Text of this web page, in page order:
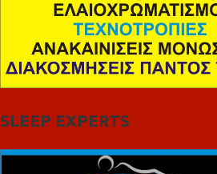
SLEEP EXPERTS